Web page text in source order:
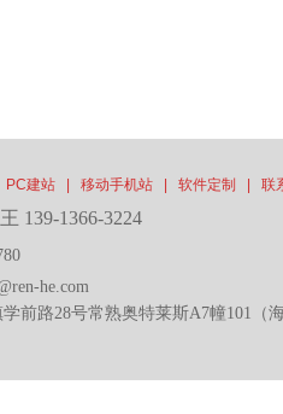
PC建站 移动手机站 软件定制 联
139-1366-3224
he.com
前路28号常熟奥特莱斯A7幢101（